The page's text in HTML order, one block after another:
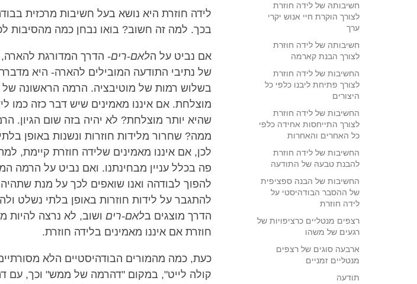
חשיבותהּ של לידה חוזרת
לצורך הוקרת חיי אנוש יקרי
ערך
חשיבותה של לידה חוזרת
לצורך הבנת קארמה
החשיבות של לידה חוזרת
לצורך פתיחת ליבנו כלפי כל
היצורים
החשיבות של לידה חוזרת
לצורך התייחסות אחידה כלפי
כל האחרים והאחרות
החשיבות של לידה חוזרת
להבנת טבעהּ של התודעה
החשיבות של הבנה ספציפית
של ההסבר הבודהיסטי על
לידה חוזרת
רצפים מנטליים כרציפויות של
רגעים של משהו
ארבעה סוגים של רצפים
מנטליים זמניים
תודעה
לידה חוזרת היא נושא בעל חשיבות מרכזית
בכך. למה זה חשוב? בואו נבחן כמה מהסיבות
אם נביט על הלאם-רים- הדרך המדורגת להארה,
של נתיבי התודעה המובילים להארה- היא
בשלוש רמות של מוטיבציה. הרמה הראשונה של
מוצלחת. אם איננו מאמינים שיש דבר כזה כמו
שהיא יותר מוצלחת? לא יהיה בזה שום הגיון.
ממה? שחרור מלידות חוזרות ונשנות באופן
לכן, אם איננו מאמינים שלידה חוזרת קיימת,
פה בכלל עניין מבחינתנו. ואם נביט על הרמה
להפוך לבודהה ואנו שואפים לכך על מנת
להתגבר על לידות חוזרות באופן בלתי נשלט
הדרך מוצגים בלאם-רים ושוב, לא נרצה להיות
חוזרת אם איננו מאמינים בלידה חוזרת.
כעת, כמה מהמורים הבודהיסטיים הלא
קולה לייט", במקום "דהרמה של ממש" וכך, עם